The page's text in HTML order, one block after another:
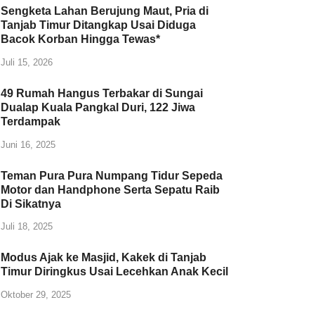
Sengketa Lahan Berujung Maut, Pria di
Tanjab Timur Ditangkap Usai Diduga
Bacok Korban Hingga Tewas*
Juli 15, 2026
49 Rumah Hangus Terbakar di Sungai
Dualap Kuala Pangkal Duri, 122 Jiwa
Terdampak
Juni 16, 2025
Teman Pura Pura Numpang Tidur Sepeda
Motor dan Handphone Serta Sepatu Raib
Di Sikatnya
Juli 18, 2025
Modus Ajak ke Masjid, Kakek di Tanjab
Timur Diringkus Usai Lecehkan Anak Kecil
Oktober 29, 2025